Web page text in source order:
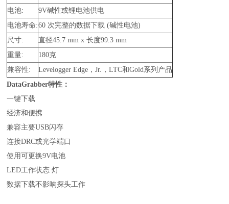
电池:
9V碱性或锂电池供电
电池寿命:60 次完整的数据下载 (碱性电池)
尺寸:
直径45.7 mm x 长度99.3 mm
重量:
180克
兼容性:
Levelogger Edge，Jr.，LTC和Gold系列产品
DataGrabber特性：
一键下载
经济和便携
兼容主要USB闪存
连接DRC或光学端口
使用可更换9V电池
LED工作状态 灯
数据下载不影响探头工作